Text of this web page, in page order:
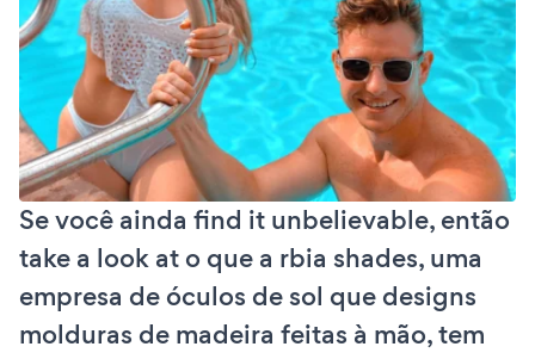
Se você ainda find it unbelievable, então
take a look at o que a rbia shades, uma
empresa de óculos de sol que designs
molduras de madeira feitas à mão, tem